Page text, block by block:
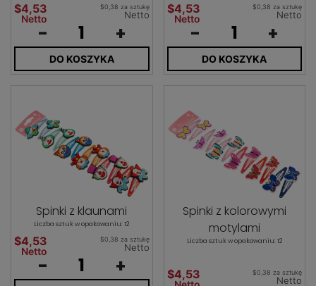
$4,53
Netto
$0,38 za sztukę
Netto
- +
DO KOSZYKA
$4,53
Netto
$0,38 za sztukę
Netto
- +
DO KOSZYKA
Spinki z klaunami
Liczba sztuk w opakowaniu: 12
$4,53
Netto
$0,38 za sztukę
Netto
- +
Spinki z kolorowymi
motylami
Liczba sztuk w opakowaniu: 12
$4,53 $0,38 za sztukę
Netto